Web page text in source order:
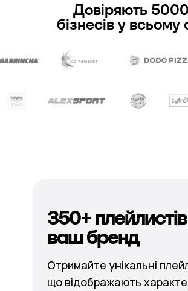
Довіряють
бізнесів у всьому
350+ плейлистів
ваш бренд
Отримайте унікальні
що відображають